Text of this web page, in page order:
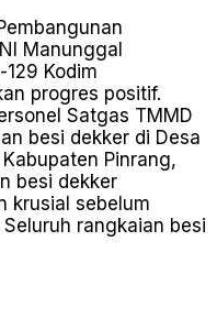
Manunggal
Kodim
progres positif.
Satgas TMMD
besi dekker di Desa
Pinrang,
besi dekker
krusial sebelum
rangkaian besi